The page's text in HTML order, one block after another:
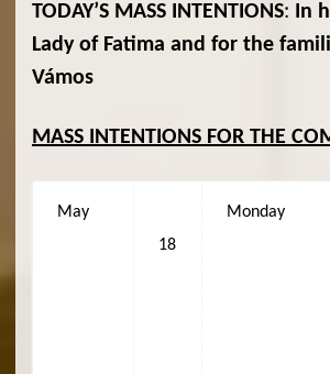
TODAY’S MASS INTENTIONS: In
Lady of Fatima and for the
Vámos
MASS INTENTIONS FOR THE
May
18
Monday